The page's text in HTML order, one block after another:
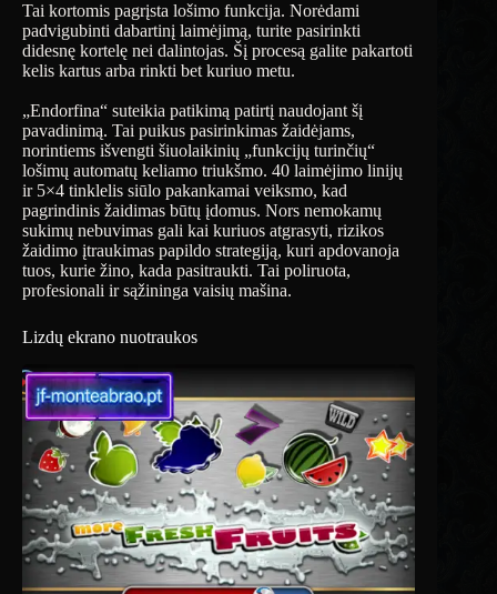
Tai kortomis pagrįsta lošimo funkcija. Norėdami
padvigubinti dabartinį laimėjimą, turite pasirinkti
didesnę kortelę nei dalintojas. Šį procesą galite pakartoti
kelis kartus arba rinkti bet kuriuo metu.
„Endorfina“ suteikia patikimą patirtį naudojant šį
pavadinimą. Tai puikus pasirinkimas žaidėjams,
norintiems išvengti šiuolaikinių „funkcijų turinčių“
lošimų automatų keliamo triukšmo. 40 laimėjimo linijų
ir 5×4 tinklelis siūlo pakankamai veiksmo, kad
pagrindinis žaidimas būtų įdomus. Nors nemokamų
sukimų nebuvimas gali kai kuriuos atgrasyti, rizikos
žaidimo įtraukimas papildo strategiją, kuri apdovanoja
tuos, kurie žino, kada pasitraukti. Tai poliruota,
profesionali ir sąžininga vaisių mašina.
Lizdų ekrano nuotraukos